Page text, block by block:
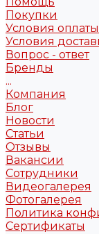
Покупки
Условия оплаты
Условия
Вопрос - ответ
Бренды
...
Компания
Блог
Новости
Статьи
Отзывы
Вакансии
Сотрудники
Видеогалерея
Фотогалерея
Политика
Сертификаты